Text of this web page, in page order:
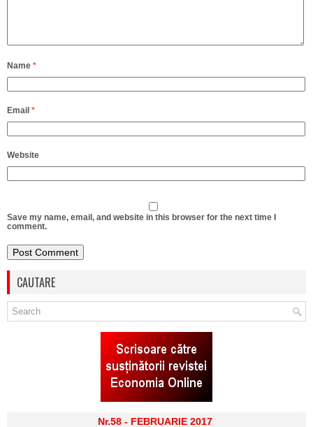
Name *
Email *
Website
Save my name, email, and website in this browser for the next time I
comment.
CAUTARE
Nr.58 - FEBRUARIE 2017